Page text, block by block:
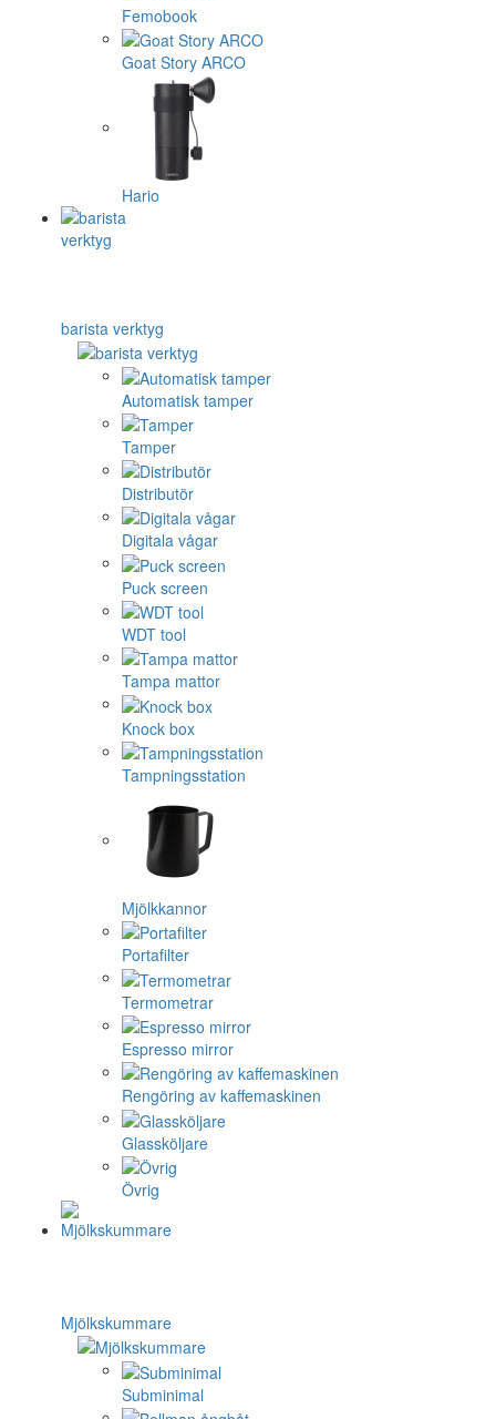
Femobook
Goat Story ARCO
Hario
barista verktyg
Automatisk tamper
Tamper
Distributör
Digitala vågar
Puck screen
WDT tool
Tampa mattor
Knock box
Tampningsstation
Mjölkkannor
Portafilter
Termometrar
Espresso mirror
Rengöring av kaffemaskinen
Glassköljare
Övrig
Mjölkskummare
Subminimal